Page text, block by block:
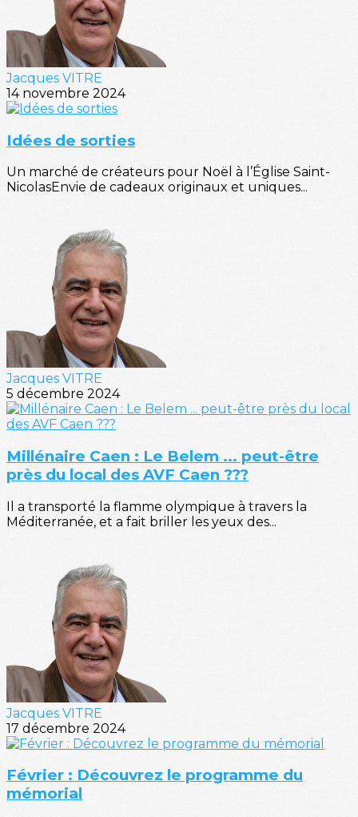
Jacques VITRE
14 novembre 2024
Idées de sorties
Un marché de créateurs pour Noël à l’Église Saint-
NicolasEnvie de cadeaux originaux et uniques...
Jacques VITRE
5 décembre 2024
Millénaire Caen : Le Belem ... peut-être
près du local des AVF Caen ???
Il a transporté la flamme olympique à travers la
Méditerranée, et a fait briller les yeux des...
Jacques VITRE
17 décembre 2024
Février : Découvrez le programme du
mémorial